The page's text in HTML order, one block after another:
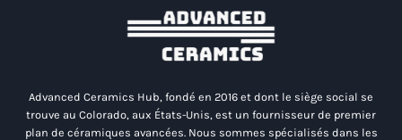
Advanced Ceramics Hub, fondé en 2016 et dont le siège social se
trouve au Colorado, aux États-Unis, est un fournisseur de premier
plan de céramiques avancées. Nous sommes spécialisés dans les